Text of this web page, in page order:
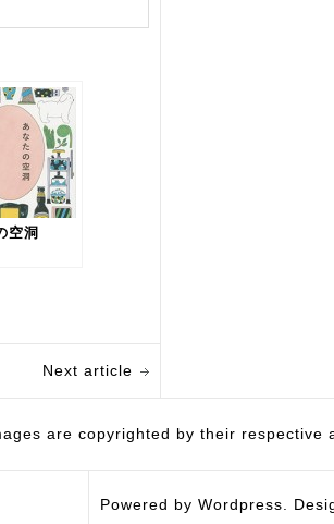
空洞
Next article
are copyrighted by their respective
Powered by Wordpress.